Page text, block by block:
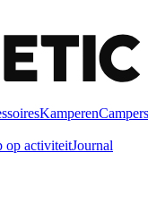
KamperenCampers
op activiteitJournal